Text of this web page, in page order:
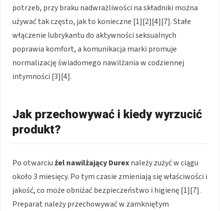
potrzeb, przy braku nadwrażliwości na składniki można
używać tak często, jak to konieczne [1][2][4][7]. Stałe
włączenie lubrykantu do aktywności seksualnych
poprawia komfort, a komunikacja marki promuje
normalizację świadomego nawilżania w codziennej
intymności [3][4].
Jak przechowywać i kiedy wyrzucić
produkt?
Po otwarciużel nawilżający Durexnależy zużyć w ciągu
około 3 miesięcy. Po tym czasie zmieniają się właściwości i
jakość, co może obniżać bezpieczeństwo i higienę [1][7].
Preparat należy przechowywać w zamkniętym